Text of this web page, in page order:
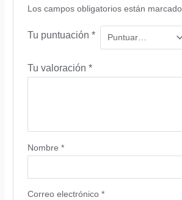
Los campos obligatorios están
Tu puntuación *
Tu valoración *
Nombre *
Correo electrónico *